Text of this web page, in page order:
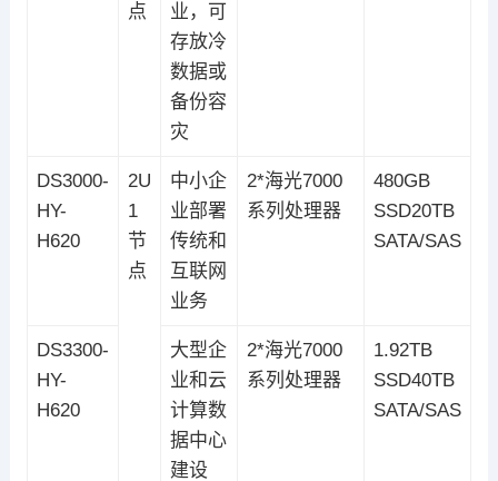
点
业，可
存放冷
数据或
备份容
灾
DS3000-
HY-
H620
2U
1
节
点
中小企
业部署
传统和
互联网
业务
2*海光7000
系列处理器
480GB
SSD20TB
SATA/SAS
DS3300-
HY-
H620
大型企
业和云
计算数
据中心
建设
2*海光7000
系列处理器
1.92TB
SSD40TB
SATA/SAS